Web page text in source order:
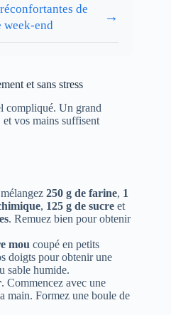
de
week-end
→
et sans stress
compliqué. Un grand
vos mains suffisent
250 g de farine, 1
, 125 g de sucre et
. Remuez bien pour obtenir
mou coupé en petits
doigts pour obtenir une
sable humide.
. Commencez avec une
main. Formez une boule de